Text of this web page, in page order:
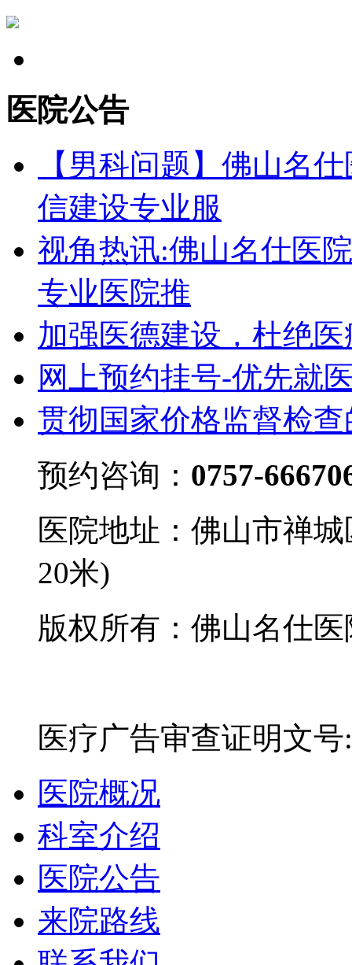
医院公告
【男科问题】佛山名
信建设专业服
视角热讯:佛山名仕医
专业医院推
加强医德建设，杜绝
网上预约挂号-优先就
贯彻国家价格监督检
预约咨询： 0757-
医院地址：佛山市禅
20米)
版权所有：佛山名仕
医疗广告审查证明文
医院概况
科室介绍
医院公告
来院路线